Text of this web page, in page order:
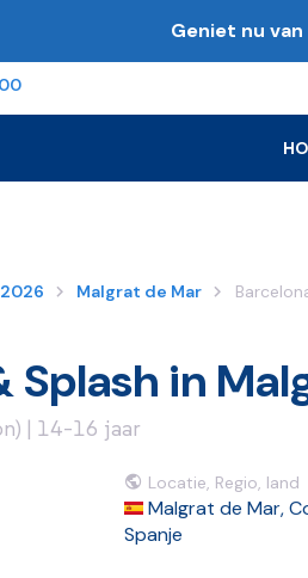
Geniet nu
Malgrat de Mar
Splash in
| 14-16 jaar
Locatie, Regio, land
Malgrat de Mar,
Spanje